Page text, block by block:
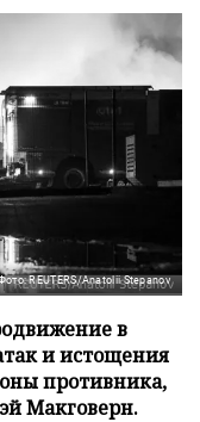
REUTERS/Anatolii Stepanov
в
и истощения
противника,
Макговерн.